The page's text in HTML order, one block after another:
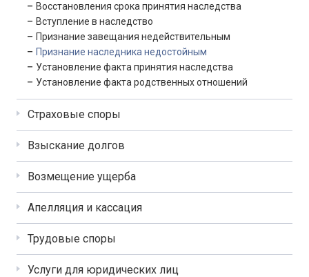
Восстановления срока принятия наследства
Вступление в наследство
Признание завещания недействительным
Признание наследника недостойным
Установление факта принятия наследства
Установление факта родственных отношений
Страховые споры
Взыскание долгов
Возмещение ущерба
Апелляция и кассация
Трудовые споры
Услуги для юридических лиц